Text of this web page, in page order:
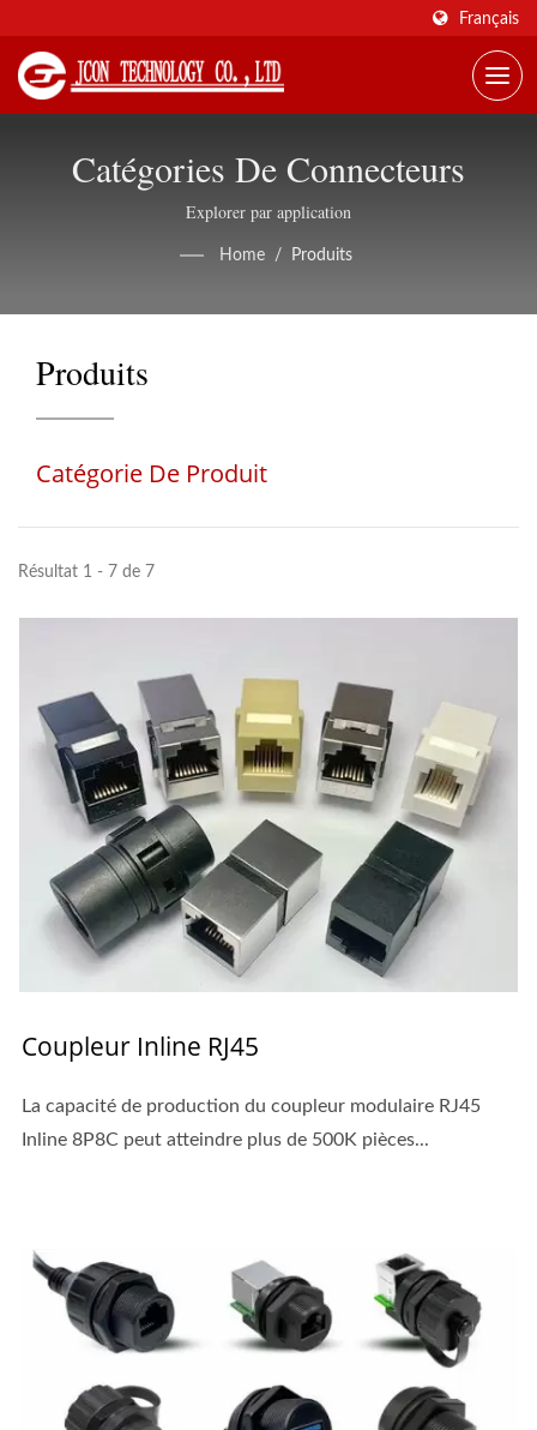
Français
Catégories De Connecteurs
Explorer par application
Home / Produits
Produits
Catégorie De Produit
Résultat 1 - 7 de 7
Coupleur Inline RJ45
La capacité de production du coupleur modulaire RJ45
Inline 8P8C peut atteindre plus de 500K pièces...